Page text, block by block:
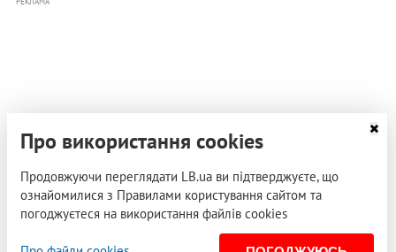
Про використання cookies
Продовжуючи переглядати LB.ua ви підтверджуєте, що
ознайомилися з Правилами користування сайтом та
погоджуєтеся на використання файлів cookies